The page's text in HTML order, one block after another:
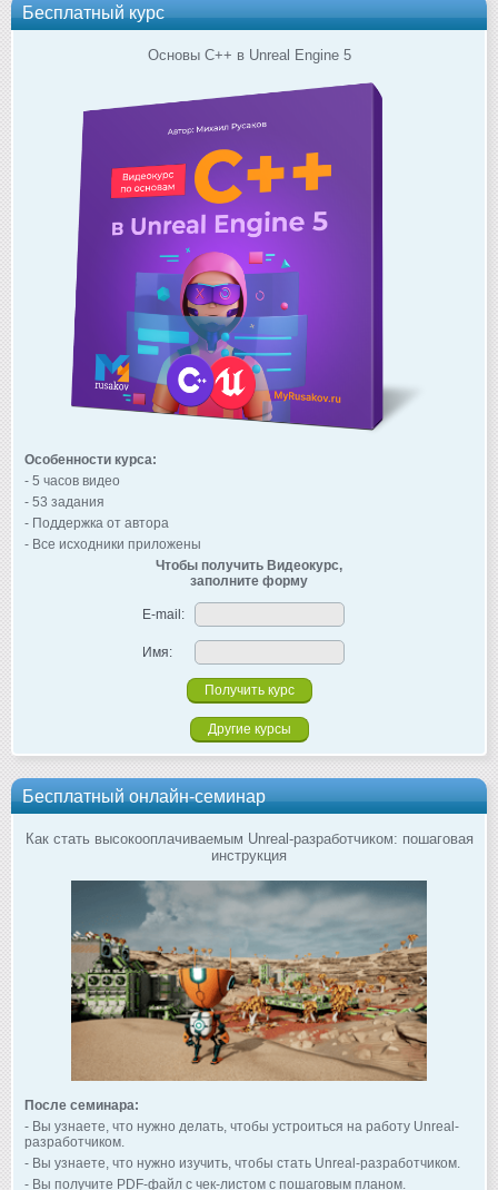
Бесплатный курс
Основы C++ в Unreal Engine 5
Особенности курса:
- 5 часов видео
- 53 задания
- Поддержка от автора
- Все исходники приложены
Чтобы получить Видеокурс,
заполните форму
E-mail:
Имя:
Другие курсы
Бесплатный онлайн-семинар
Как стать высокооплачиваемым Unreal-разработчиком: пошаговая
инструкция
После семинара:
- Вы узнаете, что нужно делать, чтобы устроиться на работу Unreal-
разработчиком.
- Вы узнаете, что нужно изучить, чтобы стать Unreal-разработчиком.
- Вы получите PDF-файл с чек-листом с пошаговым планом.